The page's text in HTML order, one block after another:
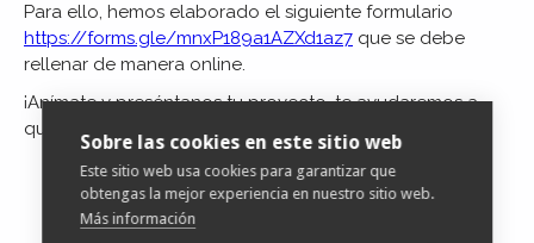
Para ello, hemos elaborado el siguiente formulario
https://forms.gle/mnxP189a1AZXd1az7 que se debe
rellenar de manera online.
¡Anímate y preséntanos tu proyecto, te ayudaremos a
que avance a través de este programa!
Sobre las cookies en este sitio web
Este sitio web usa cookies para garantizar que
obtengas la mejor experiencia en nuestro sitio web.
Más información